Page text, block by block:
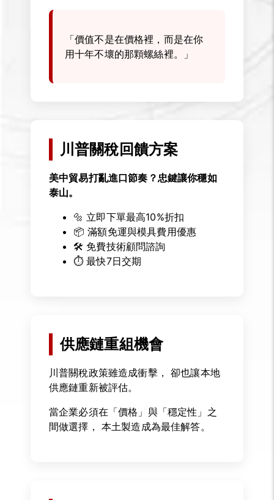
「價值不是在價格裡，而是在你
用十年不壞的那顆螺絲裡。」
川普關稅回饋方案
美中貿易打亂進口節奏？忠鍵讓你穩如
泰山。
🔩 立即下單最高10%折扣
📦 滿額免運與模具費用優惠
🛠️ 免費技術顧問諮詢
⏱️ 最快7日交期
供應鏈重組機會
川普關稅政策雖造成衝擊， 卻也讓本地
供應鏈重新被評估。
當企業必須在「價格」與「穩定性」之
間做選擇， 本土製造成為最佳解答。